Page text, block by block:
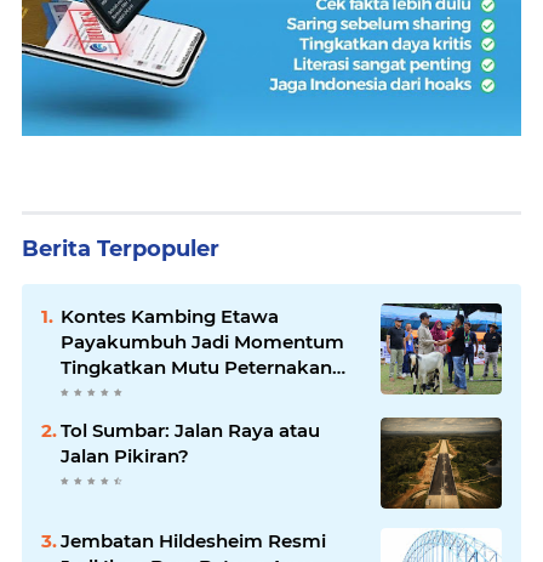
Berita Terpopuler
Kontes Kambing Etawa
Payakumbuh Jadi Momentum
Tingkatkan Mutu Peternakan
Lokal
Tol Sumbar: Jalan Raya atau
Jalan Pikiran?
Jembatan Hildesheim Resmi